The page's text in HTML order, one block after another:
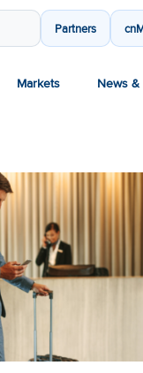
Partners
Markets News